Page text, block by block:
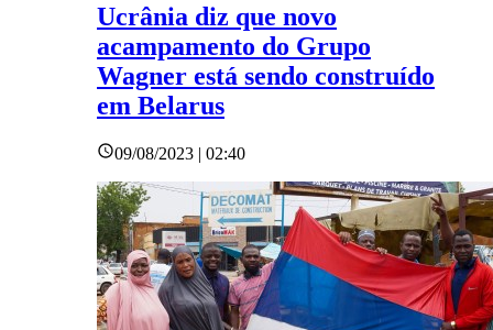
Ucrânia diz que novo
acampamento do Grupo
Wagner está sendo construído
em Belarus
09/08/2023 | 02:40